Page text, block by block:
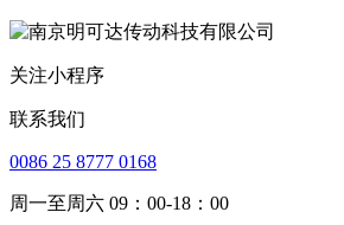
关注小程序
联系我们
0086 25 8777 0168
周一至周六 09：00-18：00